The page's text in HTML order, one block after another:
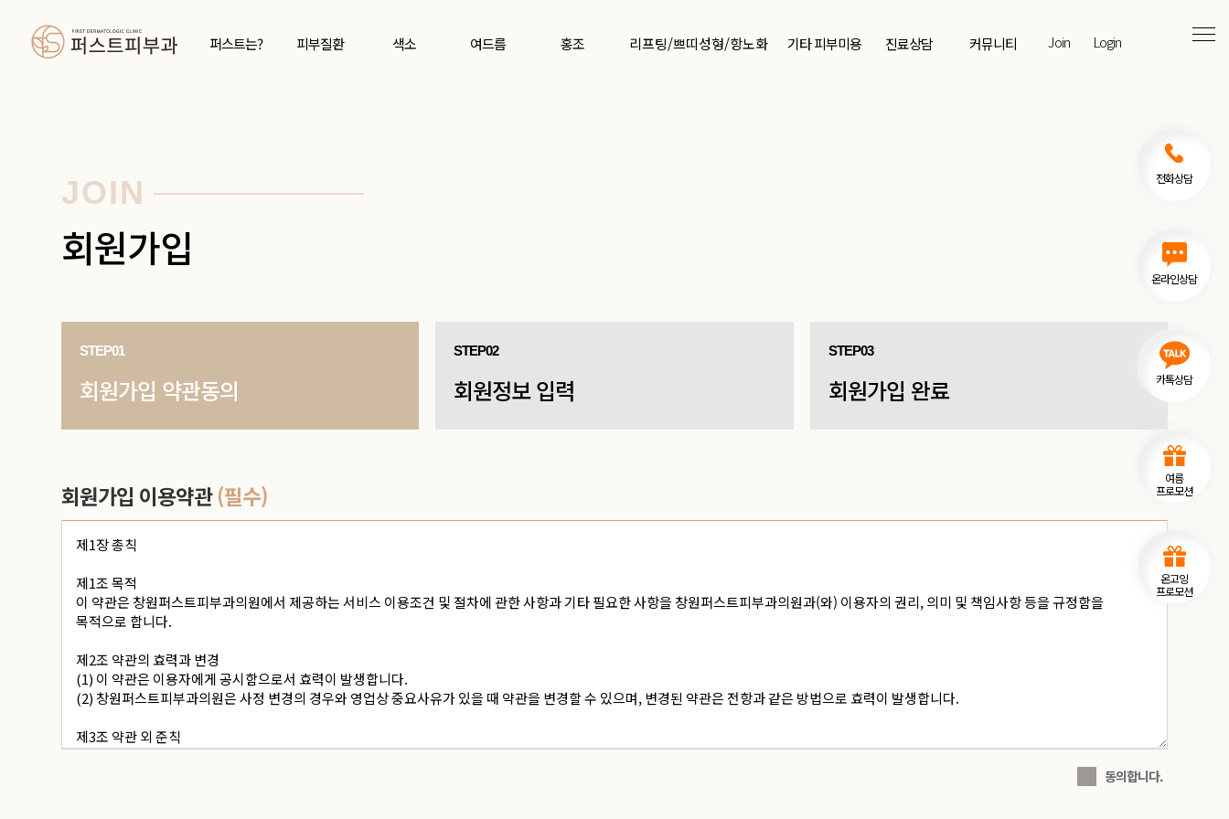
퍼스트는? 피부질환 색소 여드름 홍조 리프팅/쁘띠성형/항노화 기타 피부미용 진료상담 커뮤니티 Join Login
JOIN
회원가입
STEP01
회원가입 약관동의
STEP02
회원정보 입력
STEP03
회원가입 완료
회원가입 이용약관(필수)
동의합니다.
카톡상담
온라인상담
전화상담
여름
프로모션
온고잉
프로모션